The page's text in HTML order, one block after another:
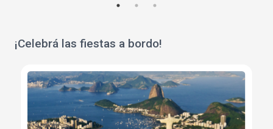
¡Celebrá las fiestas a bordo!